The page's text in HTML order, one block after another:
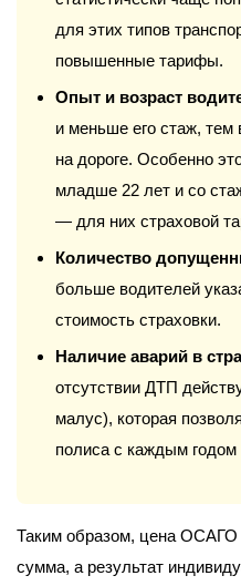
для этих типов
повышенные тарифы.
Опыт и возраст
и меньше его стаж,
на дороге. Особенно
младше 22 лет и со
— для них страховой
Количество
больше водителей
стоимость страховки.
Наличие аварий в
отсутствии ДТП
малус), которая
полиса с каждым годом
Таким образом, цена
сумма, а результат